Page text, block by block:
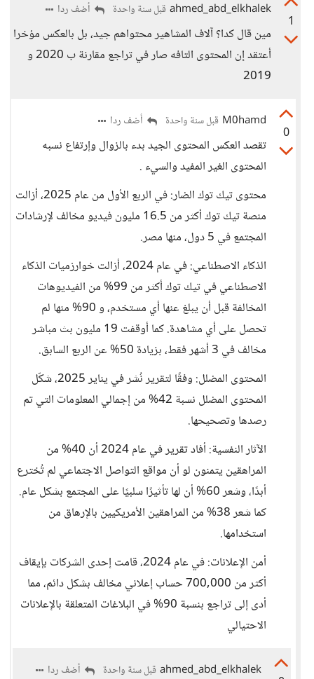
1
ahmed_abd_elkhalek قبل سنة واحدة أضف ردا
مين قال كدا؟ آلاف المشاهير محتواهم جيد، بل بالعكس مؤخرا
أعتقد إن المحتوى التافه صار في تراجع مقارنة ب 2020 و
2019
0
M0hamd قبل سنة واحدة أضف ردا
تقصد العكس المحتوى الجيد بدء بالزوال وإرتفاع نسبه
المحتوى الغير المفيد والسيء .
محتوى تيك توك الضار: في الربع الأول من عام 2025، أزالت
منصة تيك توك أكثر من 16.5 مليون فيديو مخالف لإرشادات
المجتمع في 5 دول، منها مصر.
الذكاء الاصطناعي: في عام 2024، أزالت خوارزميات الذكاء
الاصطناعي في تيك توك أكثر من 99% من الفيديوهات
المخالفة قبل أن يبلغ عنها أي مستخدم، و 90% منها لم
تحصل على أي مشاهدة. كما أوقفت 19 مليون بث مباشر
مخالف في 3 أشهر فقط، بزيادة 50% عن الربع السابق.
المحتوى المضلل: وفقًا لتقرير نُشر في يناير 2025، شكّل
المحتوى المضلل نسبة 42% من إجمالي المعلومات التي تم
رصدها وتصحيحها.
الآثار النفسية: أفاد تقرير في عام 2024 أن 40% من
المراهقين يتمنون لو أن مواقع التواصل الاجتماعي لم تُخترع
أبدًا، وشعر 60% أن لها تأثيرًا سلبيًا على المجتمع بشكل عام.
كما شعر 38% من المراهقين الأمريكيين بالإرهاق من
استخدامها.
أمن الإعلانات: في عام 2024، قامت إحدى الشركات بإيقاف
أكثر من 700,000 حساب إعلاني مخالف بشكل دائم، مما
أدى إلى تراجع بنسبة 90% في البلاغات المتعلقة بالإعلانات
الاحتيالي
ahmed_abd_elkhalek قبل سنة واحدة أضف ردا